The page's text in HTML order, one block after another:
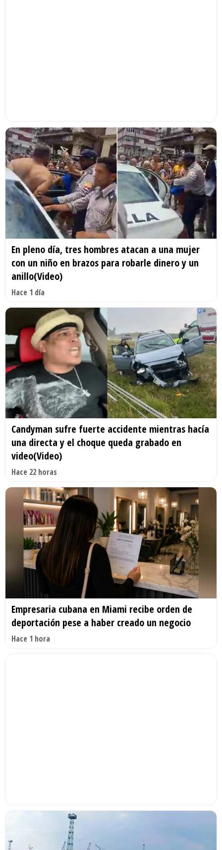
En pleno día, tres hombres atacan a una mujer
con un niño en brazos para robarle dinero y un
anillo(Video)
Hace 1 día
Candyman sufre fuerte accidente mientras hacía
una directa y el choque queda grabado en
video(Video)
Hace 22 horas
Empresaria cubana en Miami recibe orden de
deportación pese a haber creado un negocio
Hace 1 hora